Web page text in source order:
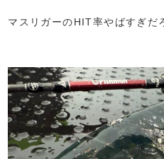
マスリガーのHIT率やばすぎだ